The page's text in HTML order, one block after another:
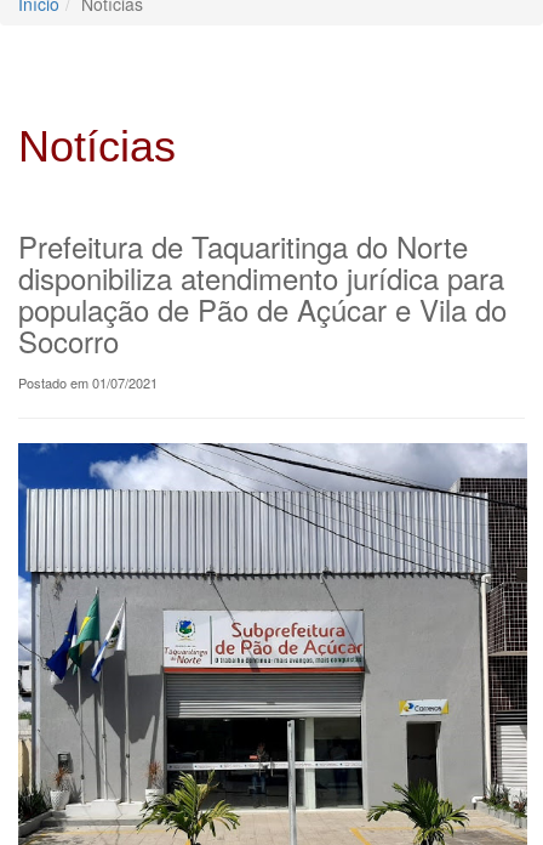
Notícias
Prefeitura de Taquaritinga do Norte
disponibiliza atendimento jurídica para
população de Pão de Açúcar e Vila do
Socorro
Postado em 01/07/2021